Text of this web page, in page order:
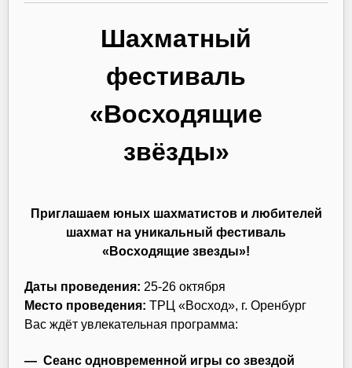
Шахматный
фестиваль
«Восходящие
звёзды»
Приглашаем юных шахматистов и любителей
шахмат на уникальный фестиваль
«Восходящие звезды»!
Даты проведения: 25-26 октября
Место проведения: ТРЦ «Восход», г. Оренбург
Вас ждёт увлекательная программа:
— Сеанс одновременной игры со звездой